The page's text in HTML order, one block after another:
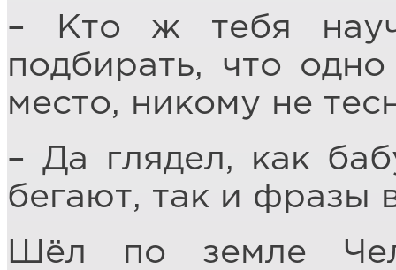
– Кто ж тебя
подбирать, что
место, никому не
– Да глядел, как
бегают, так и фразы
Шёл по земле